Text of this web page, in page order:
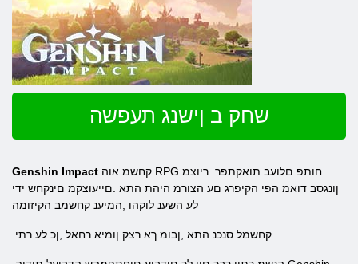
שחק ב ןישנג תעפשה
Genshin Impact
ןונגסב דואמ הפי הקיפרג םע הצורמ היהת התא .םייעוצקמ םינקחש ידי
לע השענ לוקהו ,המיענ קחשמב הקיזומה
.קחשמל סנכנ התא ,ןבומ ךא רצק ןומיא רחאל ,ןכ לע רתי